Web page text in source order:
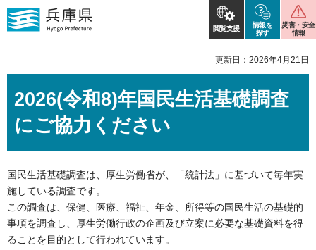
閲覧支援
情報を
探す
災害・安全
情報
更新日：2026年4月21日
2026(令和8)年国民生活基礎調査
にご協力ください
国民生活基礎調査は、厚生労働省が、「統計法」に基づいて毎年実
施している調査です。
この調査は、保健、医療、福祉、年金、所得等の国民生活の基礎的
事項を調査し、厚生労働行政の企画及び立案に必要な基礎資料を得
ることを目的として行われています。